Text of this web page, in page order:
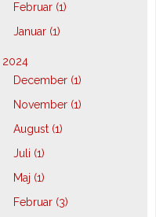
Februar (1)
Januar (1)
2024
December (1)
November (1)
August (1)
Juli (1)
Maj (1)
Februar (3)